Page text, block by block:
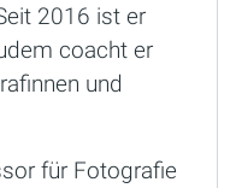
2016 ist er
coacht er
und
für Fotografie